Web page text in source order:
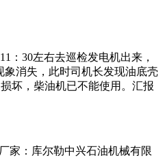
：30左右去巡检发电机出来，
象消失，此时司机长发现油底壳
坏，柴油机已不能使用。汇报
家：库尔勒中兴石油机械有限